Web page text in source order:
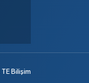
TE Bilişim